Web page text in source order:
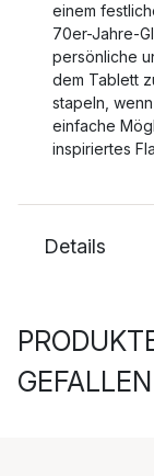
einem
70er-Jahre-
persönliche
dem Tablett
stapeln,
einfache
inspiriertes
Details
GEFALLEN